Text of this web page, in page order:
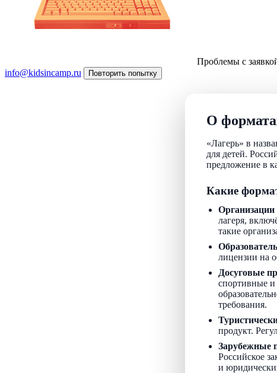
Проблемы с
info@kidsincamp.ru
Повторить попытку
О
«Лагерь» в
для детей.
предложение в
Какие
лагеря,
такие
лицензии на
Досуговые
спортивные и
требования.
продукт.
Зарубежные
Российское
и